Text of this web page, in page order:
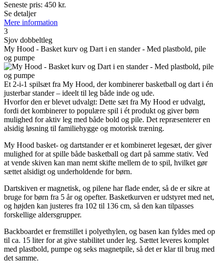
Seneste pris: 450 kr.
Se detaljer
Mere information
3
Sjov dobbeltleg
My Hood - Basket kurv og Dart i en stander - Med plastbold, pile
og pumpe
Et 2-i-1 spilsæt fra My Hood, der kombinerer basketball og dart i én
justerbar stander – ideelt til leg både inde og ude.
Hvorfor den er blevet udvalgt: Dette sæt fra My Hood er udvalgt,
fordi det kombinerer to populære spil i ét produkt og giver børn
mulighed for aktiv leg med både bold og pile. Det repræsenterer en
alsidig løsning til familiehygge og motorisk træning.
My Hood basket- og dartstander er et kombineret legesæt, der giver
mulighed for at spille både basketball og dart på samme stativ. Ved
at vende skiven kan man nemt skifte mellem de to spil, hvilket gør
sættet alsidigt og underholdende for børn.
Dartskiven er magnetisk, og pilene har flade ender, så de er sikre at
bruge for børn fra 5 år og opefter. Basketkurven er udstyret med net,
og højden kan justeres fra 102 til 136 cm, så den kan tilpasses
forskellige aldersgrupper.
Backboardet er fremstillet i polyethylen, og basen kan fyldes med op
til ca. 15 liter for at give stabilitet under leg. Sættet leveres komplet
med plastbold, pumpe og seks magnetpile, så det er klar til brug med
det samme.